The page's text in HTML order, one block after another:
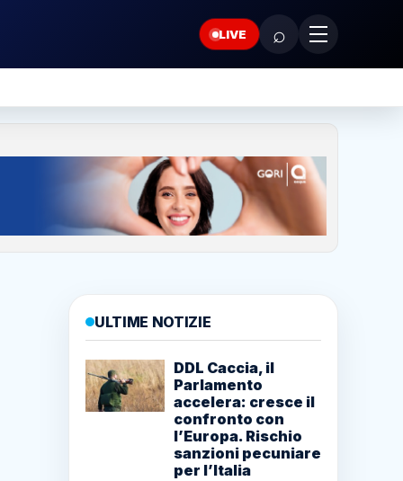
LIVE ⌕
ULTIME NOTIZIE
DDL Caccia, il
Parlamento
accelera: cresce il
confronto con
l’Europa. Rischio
sanzioni pecuniare
per l’Italia